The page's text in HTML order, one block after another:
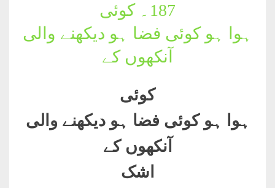
187۔
کوئی
ہوا ہو کوئی فضا ہو دیکھنے والی
آنکھوں کے
کوئی
ہوا ہو کوئی فضا ہو دیکھنے والی
آنکھوں کے
اشک